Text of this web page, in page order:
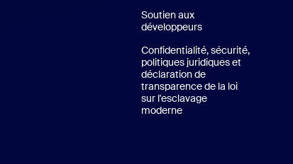
Soutien aux
développeurs
Confidentialité, sécurité,
politiques juridiques et
déclaration de
transparence de la loi
sur l'esclavage
moderne